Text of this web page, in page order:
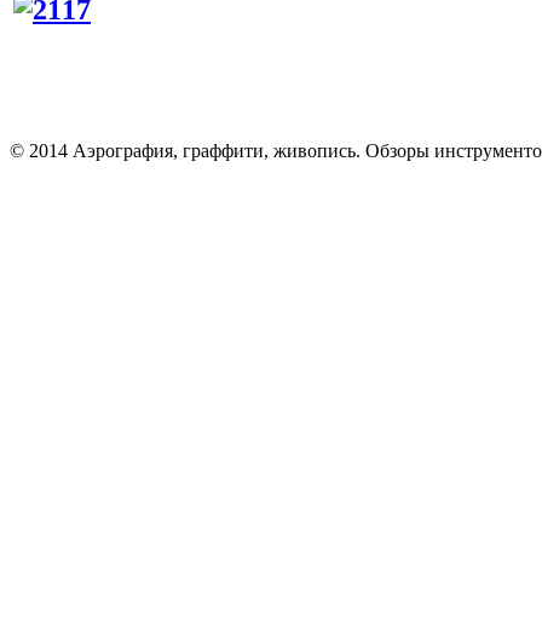
© 2014 Аэрография, граффити, живопись. Обзоры